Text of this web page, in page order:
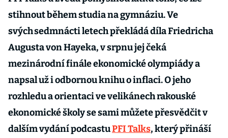
stihnout během studia na gymnáziu. Ve
svých sedmnácti letech překládá díla Friedricha
Augusta von Hayeka, v srpnu jej čeká
mezinárodní finále ekonomické olympiády a
napsal už i odbornou knihu o inflaci. O jeho
rozhledu a orientaci ve velikánech rakouské
ekonomické školy se sami můžete přesvědčit v
dalším vydání podcastuPFI Talks, který přináší